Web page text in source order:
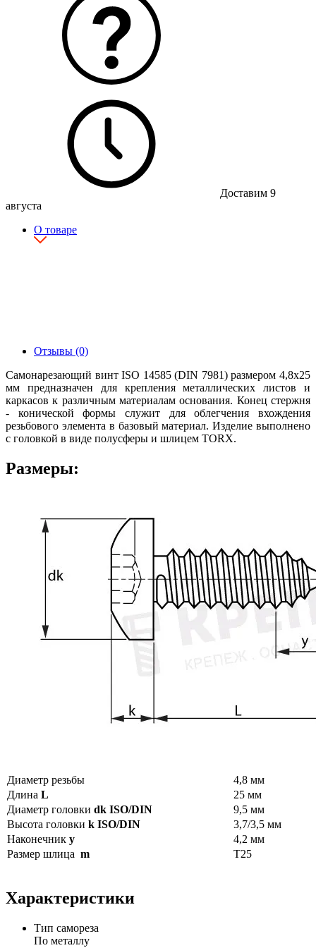
Доставим 9
августа
О товаре
Отзывы (0)
Самонарезающий винт ISO 14585 (DIN 7981) размером 4,8x25
мм предназначен для крепления металлических листов и
каркасов к различным материалам основания. Конец стержня
- конической формы служит для облегчения вхождения
резьбового элемента в базовый материал. Изделие выполнено
с головкой в виде полусферы и шлицем TORX.
Размеры:
Диаметр резьбы
4,8 мм
Длина L
25 мм
Диаметр головки dk ISO/DIN
9,5 мм
Высота головки k ISO/DIN
3,7/3,5 мм
Наконечник y
4,2 мм
Размер шлица m T25
Характеристики
Тип самореза
По металлу